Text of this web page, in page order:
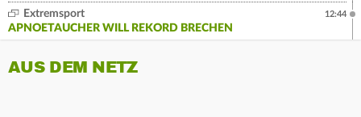
Extremsport
APNOETAUCHER WILL REKORD BRECHEN
12:44
AUS DEM NETZ